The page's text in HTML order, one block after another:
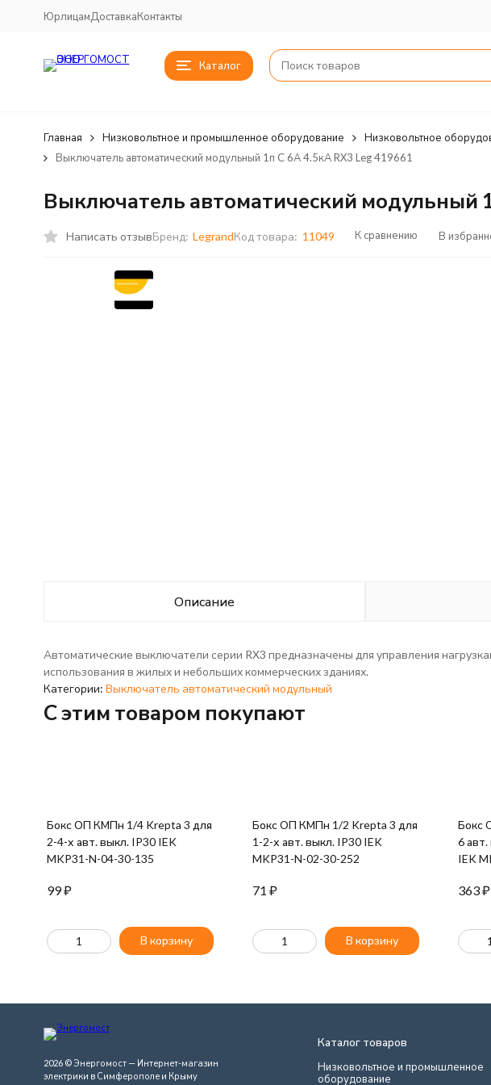
ЮрлицамДоставкаКонтакты
Каталог
Главная Низковольтное и промышленное оборудование Низковольтное
Выключатель автоматический модульный 1п C 6А 4.5кА RX3 Leg 419661
Выключатель автоматический модульный
Написать отзывБренд: LegrandКод товара: 11049 К сравнению В
Описание
Автоматические выключатели серии RX3 предназначены для управления
использования в жилых и небольших коммерческих зданиях.
Категории: Выключатель автоматический модульный
C этим товаром покупают
Бокс ОП КМПн 1/4 Krepta 3 для
2-4-х авт. выкл. IP30 IEK
MKP31-N-04-30-135
99₽
В корзину
Бокс ОП КМПн 1/2 Krepta 3 для
1-2-х авт. выкл. IP30 IEK
MKP31-N-02-30-252
71 ₽
В корзину
Бокс
6
IEK
363₽
2026 © Энергомост — Интернет-магазин
электрики в Симферополе и Крыму
Каталог товаров
Низковольтное и промышленное
оборудование